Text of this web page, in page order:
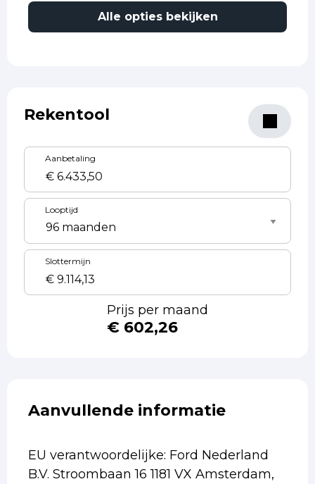
Alle opties bekijken
Rekentool
Aanbetaling
Looptijd
Slottermijn
Prijs per maand
€ 602,26
Aanvullende informatie
EU verantwoordelijke: Ford Nederland
B.V. Stroombaan 16 1181 VX Amsterdam,